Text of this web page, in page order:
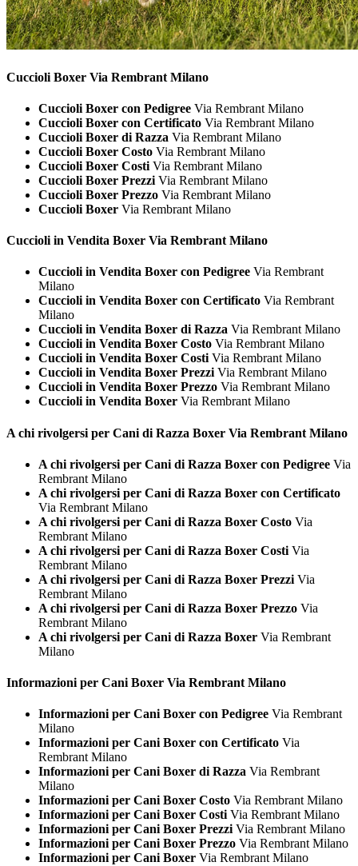
Cuccioli Boxer Via Rembrant Milano
Cuccioli Boxer con Pedigree Via Rembrant Milano
Cuccioli Boxer con Certificato Via Rembrant Milano
Cuccioli Boxer di Razza Via Rembrant Milano
Cuccioli Boxer Costo Via Rembrant Milano
Cuccioli Boxer Costi Via Rembrant Milano
Cuccioli Boxer Prezzi Via Rembrant Milano
Cuccioli Boxer Prezzo Via Rembrant Milano
Cuccioli Boxer Via Rembrant Milano
Cuccioli in Vendita Boxer Via Rembrant Milano
Cuccioli in Vendita Boxer con Pedigree Via Rembrant
Milano
Cuccioli in Vendita Boxer con Certificato Via Rembrant
Milano
Cuccioli in Vendita Boxer di Razza Via Rembrant Milano
Cuccioli in Vendita Boxer Costo Via Rembrant Milano
Cuccioli in Vendita Boxer Costi Via Rembrant Milano
Cuccioli in Vendita Boxer Prezzi Via Rembrant Milano
Cuccioli in Vendita Boxer Prezzo Via Rembrant Milano
Cuccioli in Vendita Boxer Via Rembrant Milano
A chi rivolgersi per Cani di Razza Boxer Via Rembrant Milano
A chi rivolgersi per Cani di Razza Boxer con Pedigree Via
Rembrant Milano
A chi rivolgersi per Cani di Razza Boxer con Certificato
Via Rembrant Milano
A chi rivolgersi per Cani di Razza Boxer Costo Via
Rembrant Milano
A chi rivolgersi per Cani di Razza Boxer Costi Via
Rembrant Milano
A chi rivolgersi per Cani di Razza Boxer Prezzi Via
Rembrant Milano
A chi rivolgersi per Cani di Razza Boxer Prezzo Via
Rembrant Milano
A chi rivolgersi per Cani di Razza Boxer Via Rembrant
Milano
Informazioni per Cani Boxer Via Rembrant Milano
Informazioni per Cani Boxer con Pedigree Via Rembrant
Milano
Informazioni per Cani Boxer con Certificato Via
Rembrant Milano
Informazioni per Cani Boxer di Razza Via Rembrant
Milano
Informazioni per Cani Boxer Costo Via Rembrant Milano
Informazioni per Cani Boxer CostiVia Rembrant Milano
Informazioni per Cani Boxer PrezziVia Rembrant Milano
Informazioni per Cani Boxer Prezzo Via Rembrant Milano
Informazioni per Cani Boxer Via Rembrant Milano